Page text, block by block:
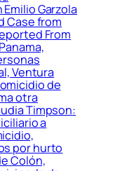
Garzola
Case from
From
Ventura
de
otra
Timpson:
a
por hurto
Colón,